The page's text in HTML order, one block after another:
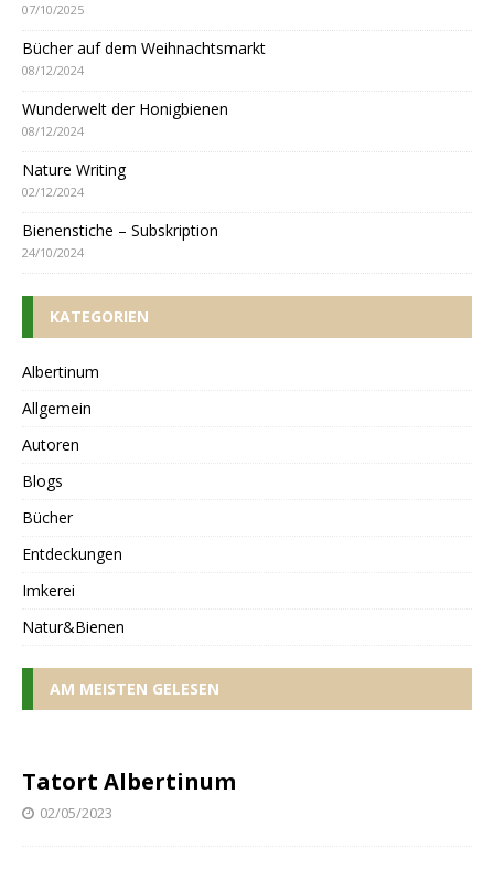
07/10/2025
Bücher auf dem Weihnachtsmarkt
08/12/2024
Wunderwelt der Honigbienen
08/12/2024
Nature Writing
02/12/2024
Bienenstiche – Subskription
24/10/2024
KATEGORIEN
Albertinum
Allgemein
Autoren
Blogs
Bücher
Entdeckungen
Imkerei
Natur&Bienen
AM MEISTEN GELESEN
Tatort Albertinum
02/05/2023